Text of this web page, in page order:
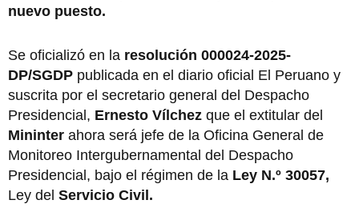
nuevo puesto.
Se oficializó en la resolución 000024-2025-
DP/SGDP publicada en el diario oficial El Peruano y
suscrita por el secretario general del Despacho
Presidencial, Ernesto Vílchez que el extitular del
Mininter ahora será jefe de la Oficina General de
Monitoreo Intergubernamental del Despacho
Presidencial, bajo el régimen de la Ley N.º 30057,
Ley del Servicio Civil.